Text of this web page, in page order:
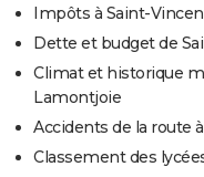
Impôts à Saint-
Dette et budget de
Climat et historique
Lamontjoie
Accidents de la route
Classement des